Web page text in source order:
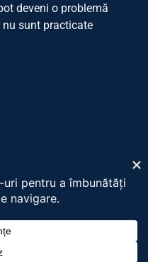
deveni o problemă
sunt practicate